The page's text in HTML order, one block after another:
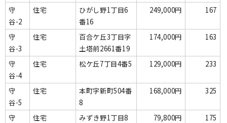
守
谷-2
住宅
ひがし野1丁目6
番16
249,000円 167
守
谷-3
住宅
百合ケ丘3丁目字
土塔前2661番19
174,000円 163
守
谷-4
住宅 松ケ丘7丁目4番5 129,000円 233
守
谷-5
住宅
本町字新町504番
8
168,000円 325
守
住宅
みずき野1丁目8
79,800円 175